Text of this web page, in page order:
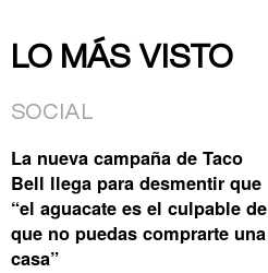
LO MÁS VISTO
SOCIAL
La nueva campaña de Taco
Bell llega para desmentir que
“el aguacate es el culpable de
que no puedas comprarte una
casa”